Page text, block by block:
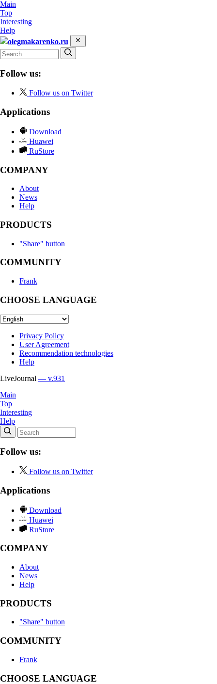
Main
Top
Interesting
Help
olegmakarenko.ru
Follow us:
Follow us on Twitter
Applications
Download
Huawei
RuStore
COMPANY
About
News
Help
PRODUCTS
"Share" button
COMMUNITY
Frank
CHOOSE LANGUAGE
Privacy Policy
User Agreement
Recommendation technologies
Help
LiveJournal — v.931
Main
Top
Interesting
Help
Follow us:
Follow us on Twitter
Applications
Download
Huawei
RuStore
COMPANY
About
News
Help
PRODUCTS
"Share" button
COMMUNITY
Frank
CHOOSE LANGUAGE